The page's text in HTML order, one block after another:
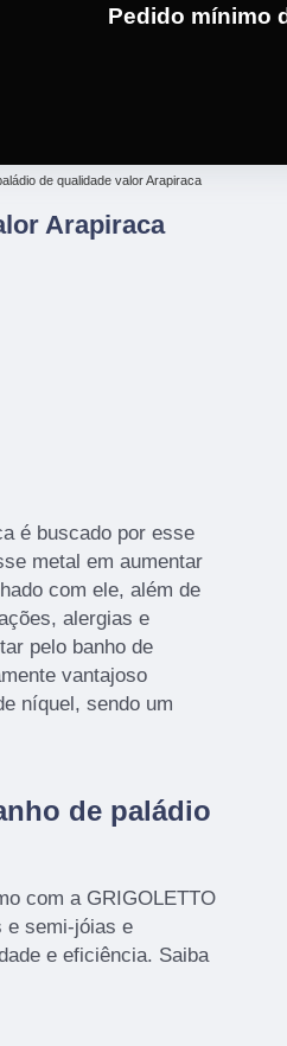
Pedido mínimo
(19)
de qualidade valor Arapiraca
Arapiraca
é buscado por esse
metal em aumentar
com ele, além de
alergias e
pelo banho de
vantajoso
níquel, sendo um
de paládio
com a GRIGOLETTO
e semi-jóias e
e eficiência. Saiba